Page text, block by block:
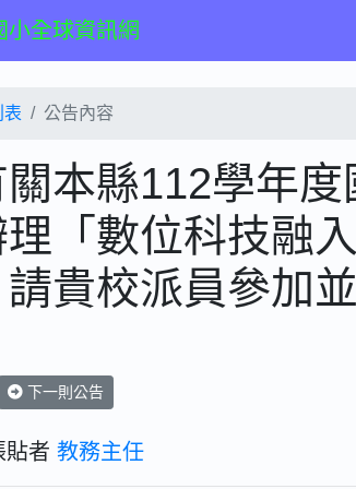
小全球資訊網
表 公告內容
本縣112學年
「數位科技融
貴校派員參加
下一則公告
貼者 教務主任